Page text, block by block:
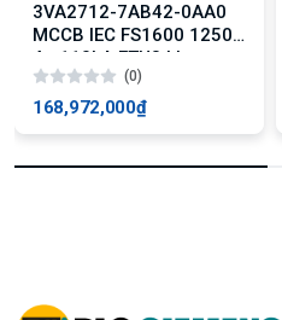
3VA2712-7AB42-0AA0
MCCB IEC FS1600 1250A
4p 110kA ETU3 LI
(0)
168,972,000₫